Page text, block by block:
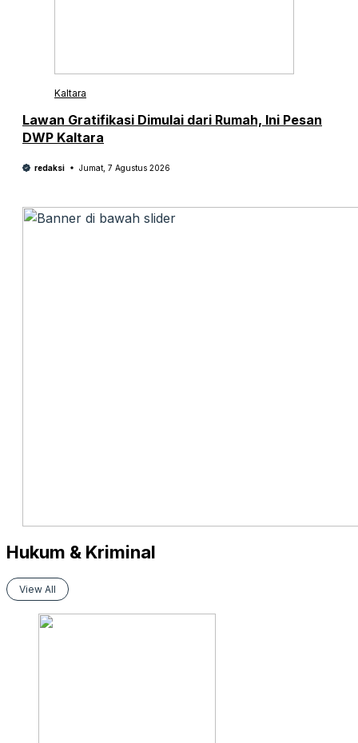
Kaltara
Lawan Gratifikasi Dimulai dari Rumah, Ini Pesan
DWP Kaltara
redaksi Jumat, 7 Agustus 2026
Hukum & Kriminal
View All